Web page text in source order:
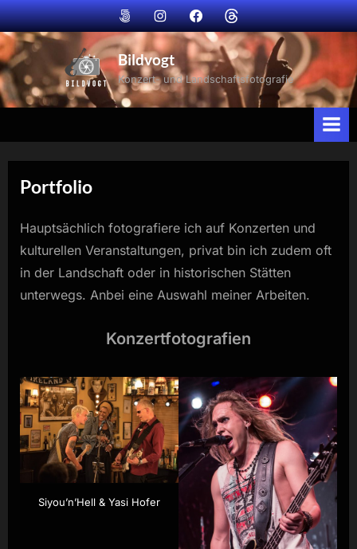
Skip
to
content
Bildvogt
@
500px
Bildvogt
@
instagram
Bildvogt
@
facebook
Bildvogt
@
Threads
Bildvogt
Konzert- und Landschaftsfotografie
Portfolio
Hauptsächlich fotografiere ich auf Konzerten und
kulturellen Veranstaltungen, privat bin ich zudem oft
in der Landschaft oder in historischen Stätten
unterwegs. Anbei eine Auswahl meiner Arbeiten.
Konzertfotografien
Siyou’n’Hell & Yasi Hofer